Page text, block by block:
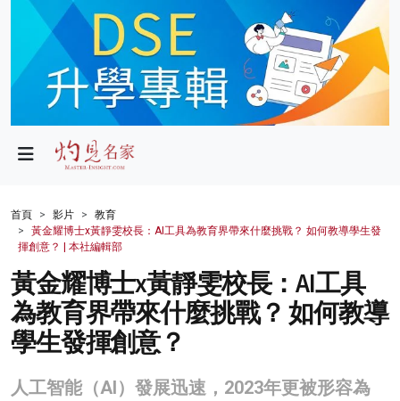
政局
財經
生活
健康
商業
科技
影片
首頁 影片
教育
黃金耀博士x黃靜雯校長：AI工具為教育界帶來什麼挑戰？ 如何教導學生發
揮創意？ | 本社編輯部
黃金耀博士x黃靜雯校長：AI工具
為教育界帶來什麼挑戰？ 如何教導
學生發揮創意？
人工智能（AI）發展迅速，2023年更被形容為